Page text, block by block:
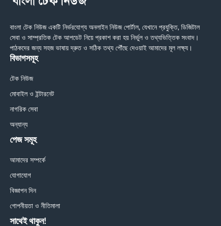
বাংলা টেক নিউজ একটি নির্ভরযোগ্য অনলাইন নিউজ পোর্টাল, যেখানে প্রযুক্তি, ডিজিটাল
সেবা ও সাম্প্রতিক টেক আপডেট নিয়ে প্রকাশ করা হয় নির্ভুল ও তথ্যভিত্তিক সংবাদ।
পাঠকদের জন্য সহজ ভাষায় দ্রুত ও সঠিক তথ্য পৌঁছে দেওয়াই আমাদের মূল লক্ষ্য।
বিভাগসমূহ
টেক নিউজ
মোবাইল ও ইন্টারনেট
নাগরিক সেবা
অন্যান্য
পেজ সমূহ
আমাদের সম্পর্কে
যোগাযোগ
বিজ্ঞাপন দিন
গোপনীয়তা ও নীতিমালা
সাথেই থাকুন!